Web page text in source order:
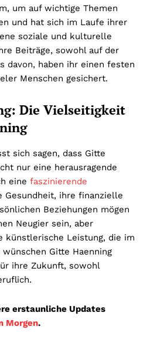
um auf wichtige Themen
und hat sich im Laufe ihrer
soziale und kulturelle
Beiträge, sowohl auf der
davon, haben ihr einen festen
Menschen gesichert.
Die Vielseitigkeit
sich sagen, dass Gitte
nur eine herausragende
eine faszinierende
Gesundheit, ihre finanzielle
Beziehungen mögen
Neugier sein, aber
künstlerische Leistung, die im
Gitte Haenning
ihre Zukunft, sowohl
erstaunliche Updates
Morgen.